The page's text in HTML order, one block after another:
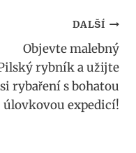
DALŠÍ
Objevte malebný
rybník a užijte
si rybaření s bohatou
úlovkovou expedicí!